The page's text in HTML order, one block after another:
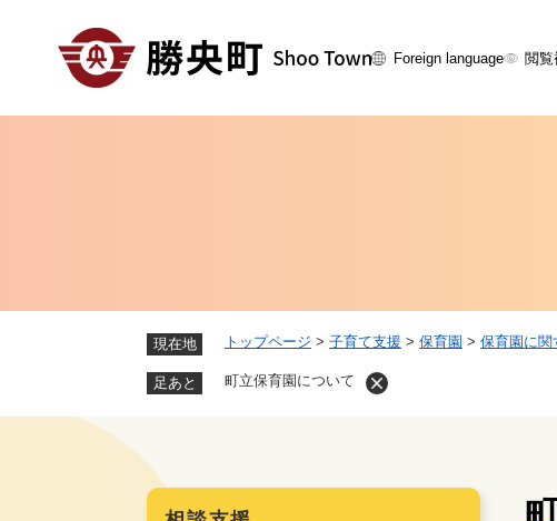
先
Foreign language 閲覧
現在地 トップページ > 子育て支援 > 保育園 > 保育園に関
足あと 町立保育園について
本